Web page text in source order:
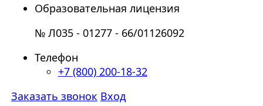
Образовательная лицензия
№ Л035 - 01277 - 66/01126092
Телефон
+7 (800) 200-18-32
Заказать звонок Вход